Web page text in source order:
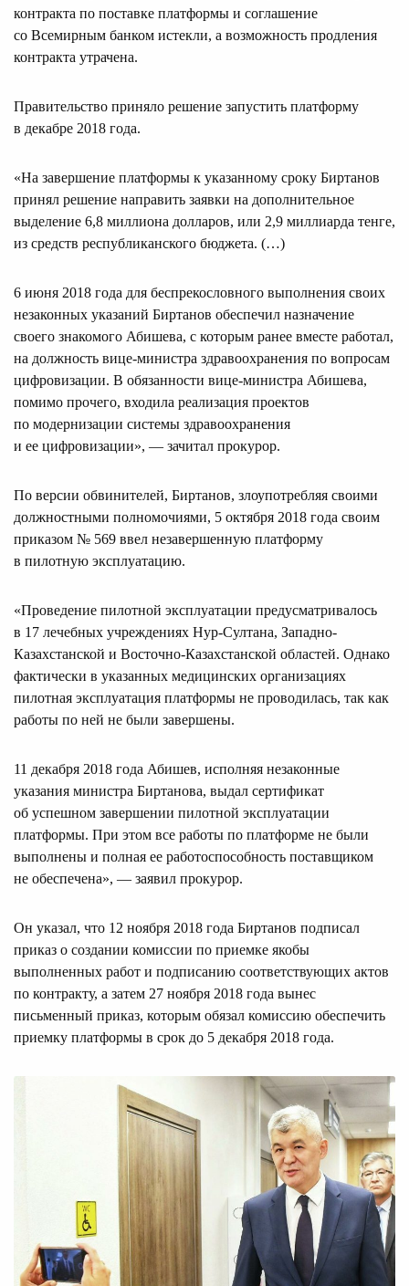
контракта по поставке платформы и соглашение
со Всемирным банком истекли, а возможность продления
контракта утрачена.
Правительство приняло решение запустить платформу
в декабре 2018 года.
«На завершение платформы к указанному сроку Биртанов
принял решение направить заявки на дополнительное
выделение 6,8 миллиона долларов, или 2,9 миллиарда тенге,
из средств республиканского бюджета. (…)
6 июня 2018 года для беспрекословного выполнения своих
незаконных указаний Биртанов обеспечил назначение
своего знакомого Абишева, с которым ранее вместе работал,
на должность вице-министра здравоохранения по вопросам
цифровизации. В обязанности вице-министра Абишева,
помимо прочего, входила реализация проектов
по модернизации системы здравоохранения
и ее цифровизации», — зачитал прокурор.
По версии обвинителей, Биртанов, злоупотребляя своими
должностными полномочиями, 5 октября 2018 года своим
приказом № 569 ввел незавершенную платформу
в пилотную эксплуатацию.
«Проведение пилотной эксплуатации предусматривалось
в 17 лечебных учреждениях Нур-Султана, Западно-
Казахстанской и Восточно-Казахстанской областей. Однако
фактически в указанных медицинских организациях
пилотная эксплуатация платформы не проводилась, так как
работы по ней не были завершены.
11 декабря 2018 года Абишев, исполняя незаконные
указания министра Биртанова, выдал сертификат
об успешном завершении пилотной эксплуатации
платформы. При этом все работы по платформе не были
выполнены и полная ее работоспособность поставщиком
не обеспечена», — заявил прокурор.
Он указал, что 12 ноября 2018 года Биртанов подписал
приказ о создании комиссии по приемке якобы
выполненных работ и подписанию соответствующих актов
по контракту, а затем 27 ноября 2018 года вынес
письменный приказ, которым обязал комиссию обеспечить
приемку платформы в срок до 5 декабря 2018 года.